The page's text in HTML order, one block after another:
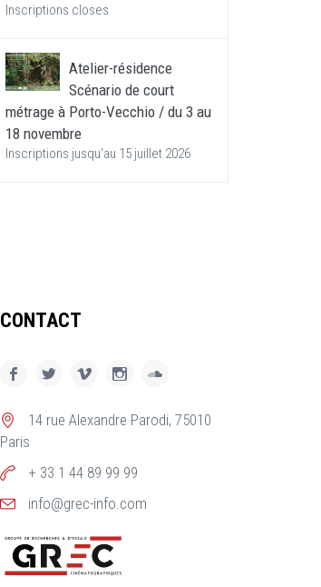
Inscriptions closes
Atelier-résidence
Scénario de court
métrage à Porto-Vecchio / du 3 au
18 novembre
Inscriptions jusqu'au 15 juillet 2026
CONTACT
14 rue Alexandre Parodi, 75010
Paris
+ 33 1 44 89 99 99
info@grec-info.com